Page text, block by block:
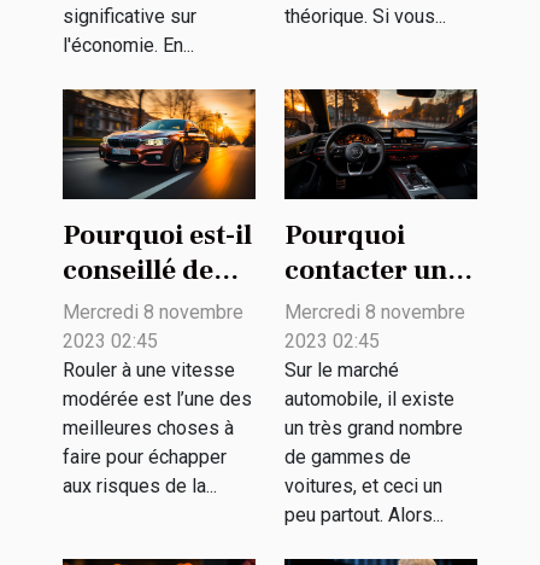
significative sur
l'économie. En...
théorique. Si vous...
Pourquoi est-il
conseillé de
rouler à une
vitesse
modérée ?
Mercredi 8 novembre
2023 02:45
Rouler à une vitesse
modérée est l’une des
meilleures choses à
faire pour échapper
aux risques de la...
Pourquoi
contacter un
simulateur en
ligne pour un
achat de
véhicule ?
Mercredi 8 novembre
2023 02:45
Sur le marché
automobile, il existe
un très grand nombre
de gammes de
voitures, et ceci un
peu partout. Alors...